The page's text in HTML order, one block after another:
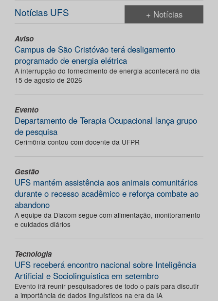
Notícias UFS + Notícias
Aviso
Campus de São Cristóvão terá desligamento
programado de energia elétrica
A interrupção do fornecimento de energia acontecerá no dia
15 de agosto de 2026
Evento
Departamento de Terapia Ocupacional lança grupo
de pesquisa
Cerimônia contou com docente da UFPR
Gestão
UFS mantém assistência aos animais comunitários
durante o recesso acadêmico e reforça combate ao
abandono
A equipe da Diacom segue com alimentação, monitoramento
e cuidados diários
Tecnologia
UFS receberá encontro nacional sobre Inteligência
Artificial e Sociolinguística em setembro
Evento irá reunir pesquisadores de todo o país para discutir
a importância de dados linguísticos na era da IA